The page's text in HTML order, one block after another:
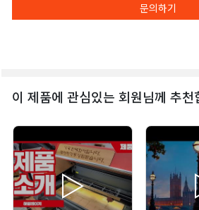
문의하기
이 제품에 관심있는 회원님께 추천